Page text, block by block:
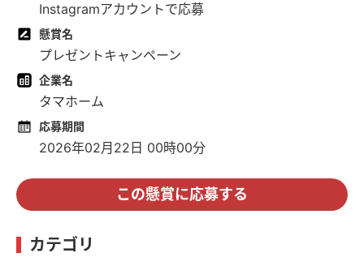
Instagramアカウントで応募
懸賞名
プレゼントキャンペーン
企業名
タマホーム
応募期間
2026年02月22日 00時00分
この懸賞に応募する
カテゴリ